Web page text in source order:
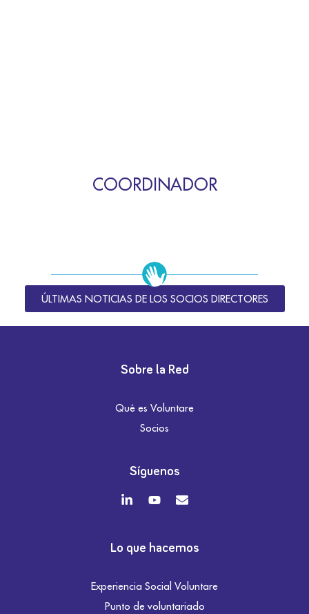
COORDINADOR
ÚLTIMAS NOTICIAS DE LOS SOCIOS DIRECTORES
Sobre la Red
Qué es Voluntare
Socios
Síguenos
Lo que hacemos
Experiencia Social Voluntare
Punto de voluntariado